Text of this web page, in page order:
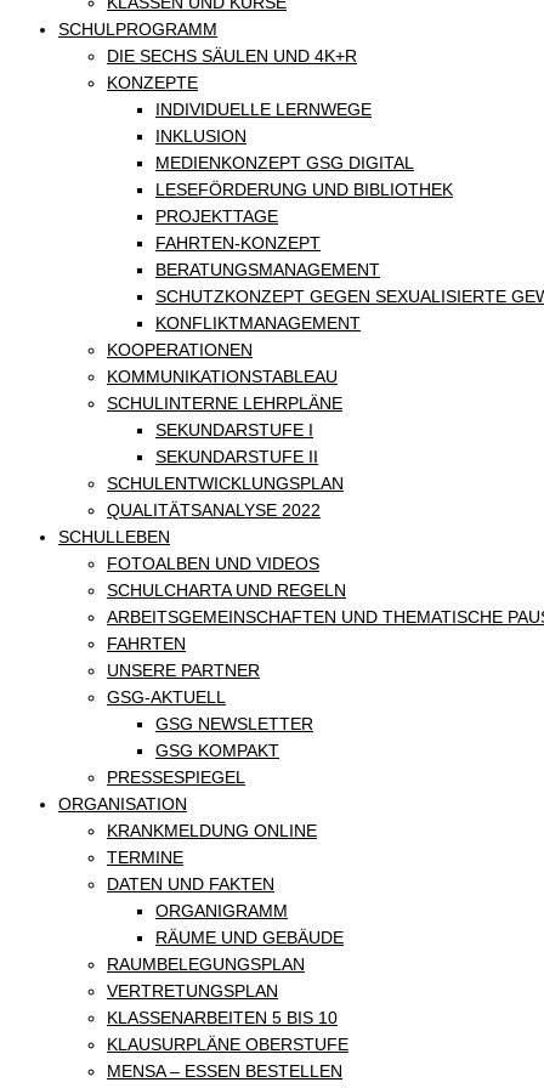
SCHULPROGRAMM
DIE SECHS SÄULEN UND 4K+R
KONZEPTE
INDIVIDUELLE LERNWEGE
INKLUSION
MEDIENKONZEPT GSG DIGITAL
LESEFÖRDERUNG UND BIBLIOTHEK
PROJEKTTAGE
FAHRTEN-KONZEPT
BERATUNGSMANAGEMENT
SCHUTZKONZEPT GEGEN SEXUALISIERTE
KONFLIKTMANAGEMENT
KOOPERATIONEN
KOMMUNIKATIONSTABLEAU
SCHULINTERNE LEHRPLÄNE
SEKUNDARSTUFE I
SEKUNDARSTUFE II
SCHULENTWICKLUNGSPLAN
QUALITÄTSANALYSE 2022
SCHULLEBEN
FOTOALBEN UND VIDEOS
SCHULCHARTA UND REGELN
ARBEITSGEMEINSCHAFTEN UND THEMATISCHE
FAHRTEN
UNSERE PARTNER
GSG-AKTUELL
GSG NEWSLETTER
GSG KOMPAKT
PRESSESPIEGEL
ORGANISATION
KRANKMELDUNG ONLINE
TERMINE
DATEN UND FAKTEN
ORGANIGRAMM
RÄUME UND GEBÄUDE
RAUMBELEGUNGSPLAN
VERTRETUNGSPLAN
KLASSENARBEITEN 5 BIS 10
KLAUSURPLÄNE OBERSTUFE
MENSA – ESSEN BESTELLEN